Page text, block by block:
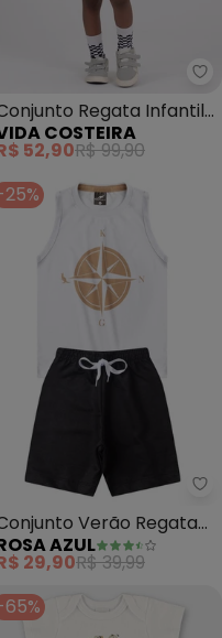
- Conjunto Suedine
Regata Infantil
(Branco)
COSTEIRA
52,90R$ 99,90
Infantil Menino
Verão Regata
Bússola Kangulu (Branco)
AZUL
29,90R$ 39,99